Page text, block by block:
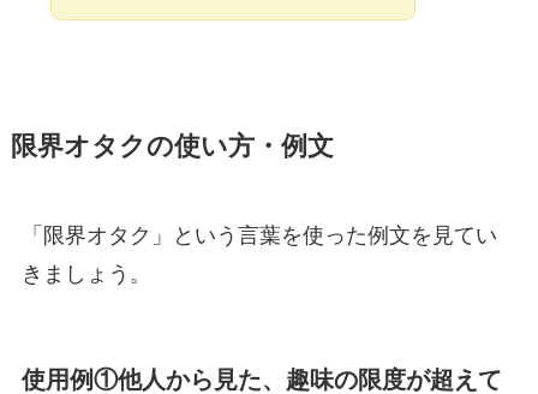
限界オタクの使い方・例文
「限界オタク」という言葉を使った例文を見てい
きましょう。
使用例①他人から見た、趣味の限度が超えて